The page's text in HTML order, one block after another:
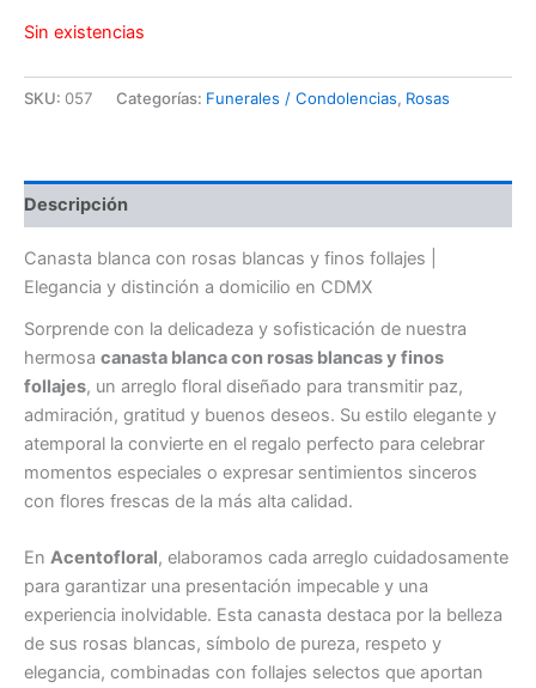
Sin existencias
SKU: 057 Categorías: Funerales / Condolencias, Rosas
Descripción
Canasta blanca con rosas blancas y finos follajes |
Elegancia y distinción a domicilio en CDMX
Sorprende con la delicadeza y sofisticación de nuestra
hermosa canasta blanca con rosas blancas y finos
follajes, un arreglo floral diseñado para transmitir paz,
admiración, gratitud y buenos deseos. Su estilo elegante y
atemporal la convierte en el regalo perfecto para celebrar
momentos especiales o expresar sentimientos sinceros
con flores frescas de la más alta calidad.
En Acentofloral, elaboramos cada arreglo cuidadosamente
para garantizar una presentación impecable y una
experiencia inolvidable. Esta canasta destaca por la belleza
de sus rosas blancas, símbolo de pureza, respeto y
elegancia, combinadas con follajes selectos que aportan